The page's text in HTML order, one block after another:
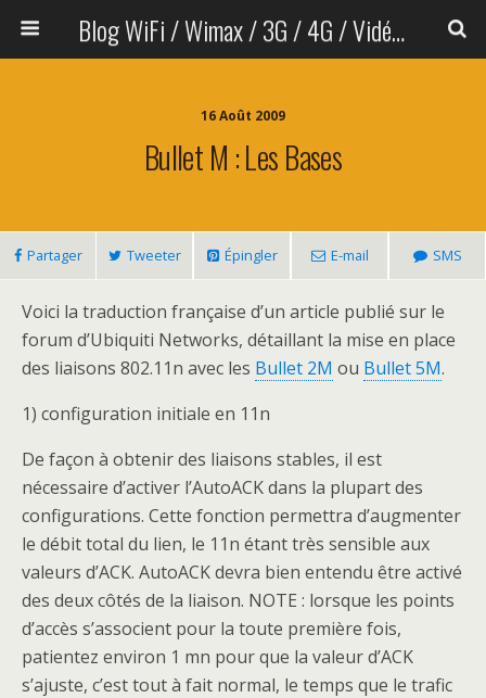
Blog WiFi / Wimax / 3G / 4G / Vidéo sans fil
16 Août 2009
Bullet M : Les Bases
Partager Tweeter Épingler E-mail SMS
Voici la traduction française d’un article publié sur le
forum d’Ubiquiti Networks, détaillant la mise en place
des liaisons 802.11n avec les Bullet 2M ou Bullet 5M.
1) configuration initiale en 11n
De façon à obtenir des liaisons stables, il est
nécessaire d’activer l’AutoACK dans la plupart des
configurations. Cette fonction permettra d’augmenter
le débit total du lien, le 11n étant très sensible aux
valeurs d’ACK. AutoACK devra bien entendu être activé
des deux côtés de la liaison. NOTE : lorsque les points
d’accès s’associent pour la toute première fois,
patientez environ 1 mn pour que la valeur d’ACK
s’ajuste, c’est tout à fait normal, le temps que le trafic